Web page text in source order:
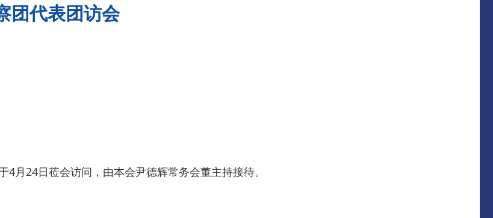
团代表团访会
月24日莅会访问，由本会尹德辉常务会董主持接待。